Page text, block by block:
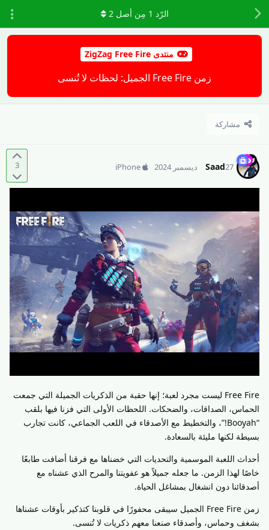
منتدى ZigZag Free Fire
زمن Free Fire الجميل: لحظات لا تُنسى
مشاركة
الرّد 1 مِن أصل2
3 Saad27 ديسمبر 2024 iPhone
Free Fire ليست مجرد لعبة؛ إنها حقبة من الذكريات الجميلة التي جمعت
الحماس، الصداقات، والضحكات. اللحظات الأولى التي فزنا فيها بلقب
“Booyah!”، والتخطيط مع الأصدقاء في اللعب الجماعي، كانت تجارب
بسيطة لكنها مليئة بالسعادة.
أحداث اللعبة الموسمية والتحديات التي خضناها مع فرقنا أضافت طابعًا
خاصًا لهذا الزمن. ما جعله جميلاً هو عفويتنا والمرح الذي عشناه مع
أصدقائنا دون انشغال بمشاغل الحياة.
زمن Free Fire الجميل سيبقى محفورًا في قلوبنا كتذكير بأوقات عشناها
بشغف وحماس، وأصدقاء صنعنا معهم ذكريات لا تُنسى.